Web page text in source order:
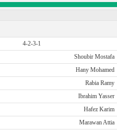
4-2-3-1
Shoubir Mostafa
Hany Mohamed
Rabia Ramy
Ibrahim Yasser
Hafez Karim
Marawan Attia